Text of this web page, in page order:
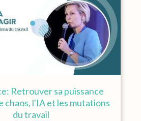
Retrouver sa puissance
chaos, l'IA et les mutations
du travail